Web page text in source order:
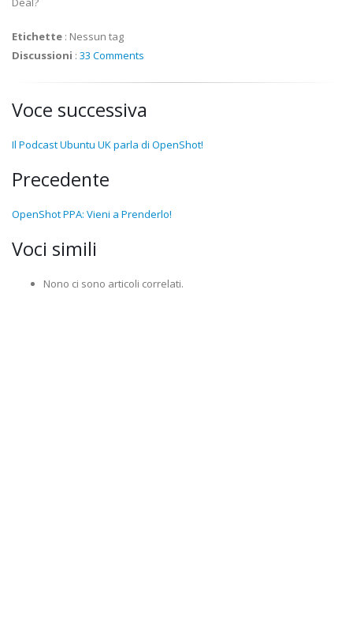
Etichette : Nessun tag
Discussioni : 33 Comments
Voce successiva
Il Podcast Ubuntu UK parla di OpenShot!
Precedente
OpenShot PPA: Vieni a Prenderlo!
Voci simili
Nono ci sono articoli correlati.